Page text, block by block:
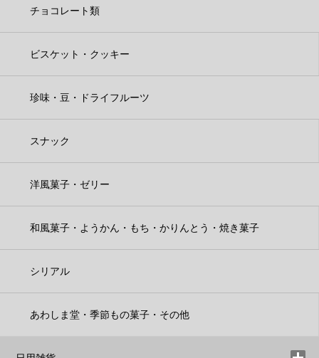
チョコレート類
ビスケット・クッキー
珍味・豆・ドライフルーツ
スナック
洋風菓子・ゼリー
和風菓子・ようかん・もち・かりんとう・焼き菓子
シリアル
あわしま堂・季節もの菓子・その他